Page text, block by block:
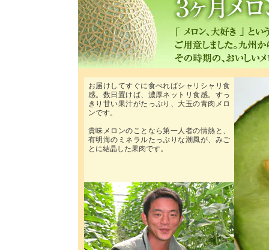
お届けしてすぐに食べればシャリシャリ食
感。数日置けば、濃厚ネットリ食感。すっ
きり甘い果汁がたっぷり、大玉の青肉メロ
ンです。
貴味メロンのことなら第一人者の情熱と、
有明海のミネラルたっぷりな潮風が、みご
とに結晶した果肉です。